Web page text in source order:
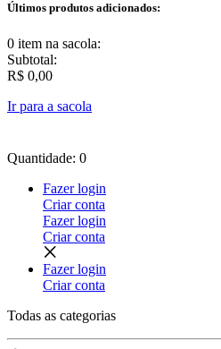
Últimos produtos adicionados:
0 item na sacola:
Subtotal:
R$ 0,00
Ir para a sacola
Quantidade: 0
Fazer login
Criar conta
Fazer login
Criar conta
Fazer login
Criar conta
Todas as categorias